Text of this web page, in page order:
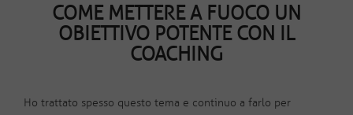
COME METTERE A FUOCO UN
OBIETTIVO POTENTE CON IL
COACHING
Ho trattato spesso questo tema e continuo a farlo per